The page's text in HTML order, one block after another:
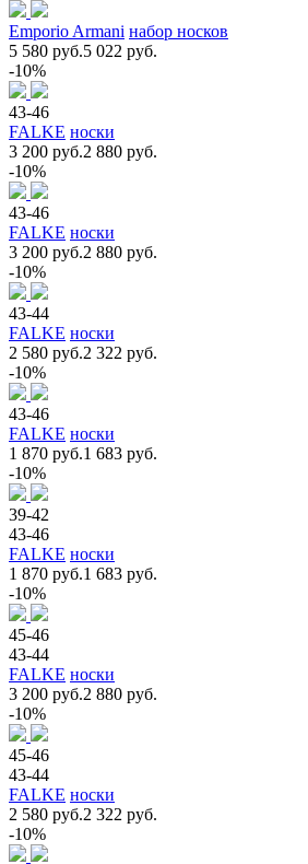
Emporio Armani набор носков
5 580 руб.5 022 руб.
-10%
43-46
FALKE носки
3 200 руб.2 880 руб.
-10%
43-46
FALKE носки
3 200 руб.2 880 руб.
-10%
43-44
FALKE носки
2 580 руб.2 322 руб.
-10%
43-46
FALKE носки
1 870 руб.1 683 руб.
-10%
39-42
43-46
FALKE носки
1 870 руб.1 683 руб.
-10%
45-46
43-44
FALKE носки
3 200 руб.2 880 руб.
-10%
45-46
43-44
FALKE носки
2 580 руб.2 322 руб.
-10%